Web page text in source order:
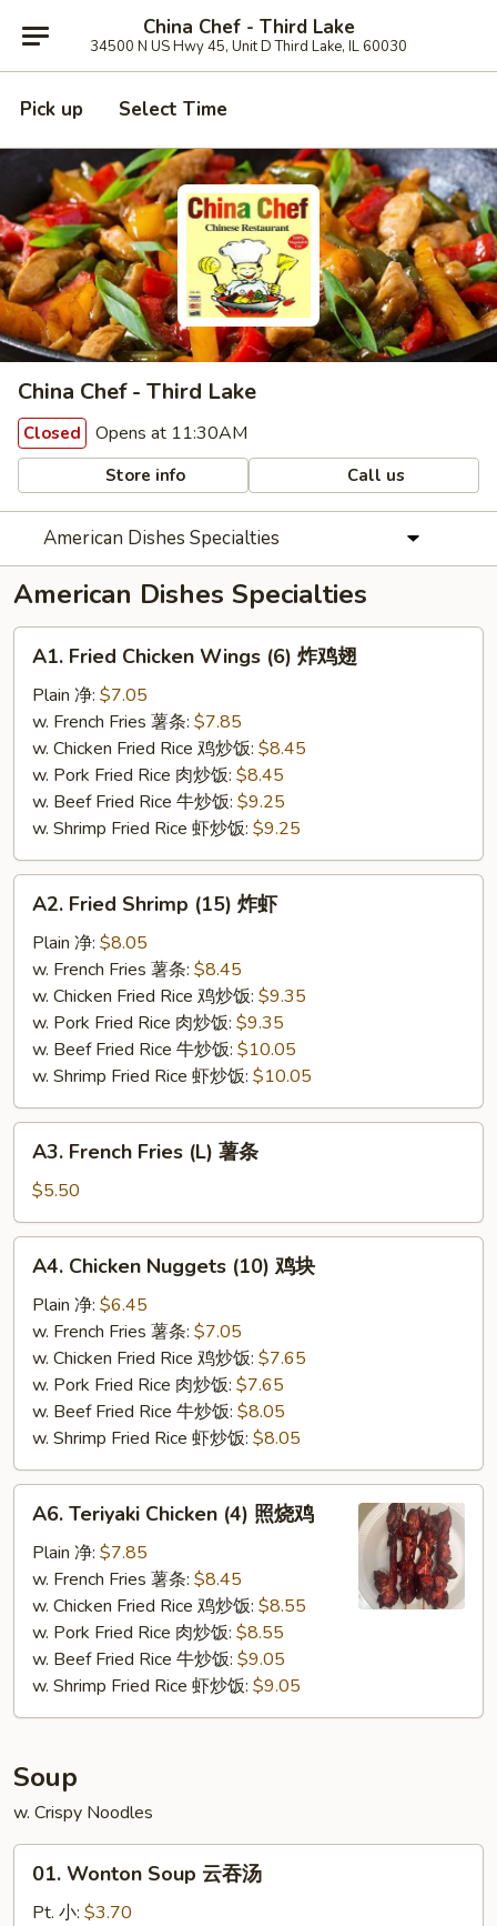
China Chef - Third Lake
34500 N US Hwy 45, Unit D Third Lake, IL 60030
Pick up Select Time
China Chef - Third Lake
Closed Opens at 11:30AM
Store info Call us
American Dishes Specialties
American Dishes Specialties
Fried
Chicken
Wings
(6)
A1. Fried Chicken Wings (6) 炸鸡翅
Plain 净: $7.05
w. French Fries 薯条: $7.85
w. Chicken Fried Rice 鸡炒饭: $8.45
w. Pork Fried Rice 肉炒饭: $8.45
w. Beef Fried Rice 牛炒饭: $9.25
w. Shrimp Fried Rice 虾炒饭: $9.25
Fried
Shrimp
(15)
A2. Fried Shrimp (15) 炸虾
Plain 净: $8.05
w. French Fries 薯条: $8.45
w. Chicken Fried Rice 鸡炒饭: $9.35
w. Pork Fried Rice 肉炒饭: $9.35
w. Beef Fried Rice 牛炒饭: $10.05
w. Shrimp Fried Rice 虾炒饭: $10.05
French
Fries
(L)
薯
A3. French Fries (L) 薯条
$5.50
Chicken
Nuggets
(10)
A4. Chicken Nuggets (10) 鸡块
Plain 净: $6.45
w. French Fries 薯条: $7.05
w. Chicken Fried Rice 鸡炒饭: $7.65
w. Pork Fried Rice 肉炒饭: $7.65
w. Beef Fried Rice 牛炒饭: $8.05
w. Shrimp Fried Rice 虾炒饭: $8.05
Teriyaki
Chicken
(4)
A6. Teriyaki Chicken (4) 照烧鸡
Plain 净: $7.85
w. French Fries 薯条: $8.45
w. Chicken Fried Rice 鸡炒饭: $8.55
w. Pork Fried Rice 肉炒饭: $8.55
w. Beef Fried Rice 牛炒饭: $9.05
w. Shrimp Fried Rice 虾炒饭: $9.05
Soup
w. Crispy Noodles
Wonton
Soup
01. Wonton Soup 云吞汤
Pt. 小: $3.70